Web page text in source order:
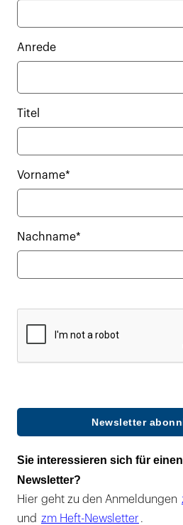
Anrede
Titel
Vorname*
Nachname*
Newsletter
Sie interessieren sich für
Newsletter?
Hier geht zu den Anmeldungen
und zm Heft-Newsletter .